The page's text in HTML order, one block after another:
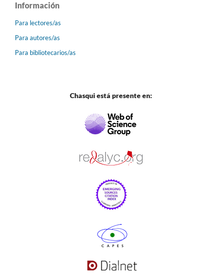
Información
Para lectores/as
Para autores/as
Para bibliotecarios/as
Chasqui está presente en: